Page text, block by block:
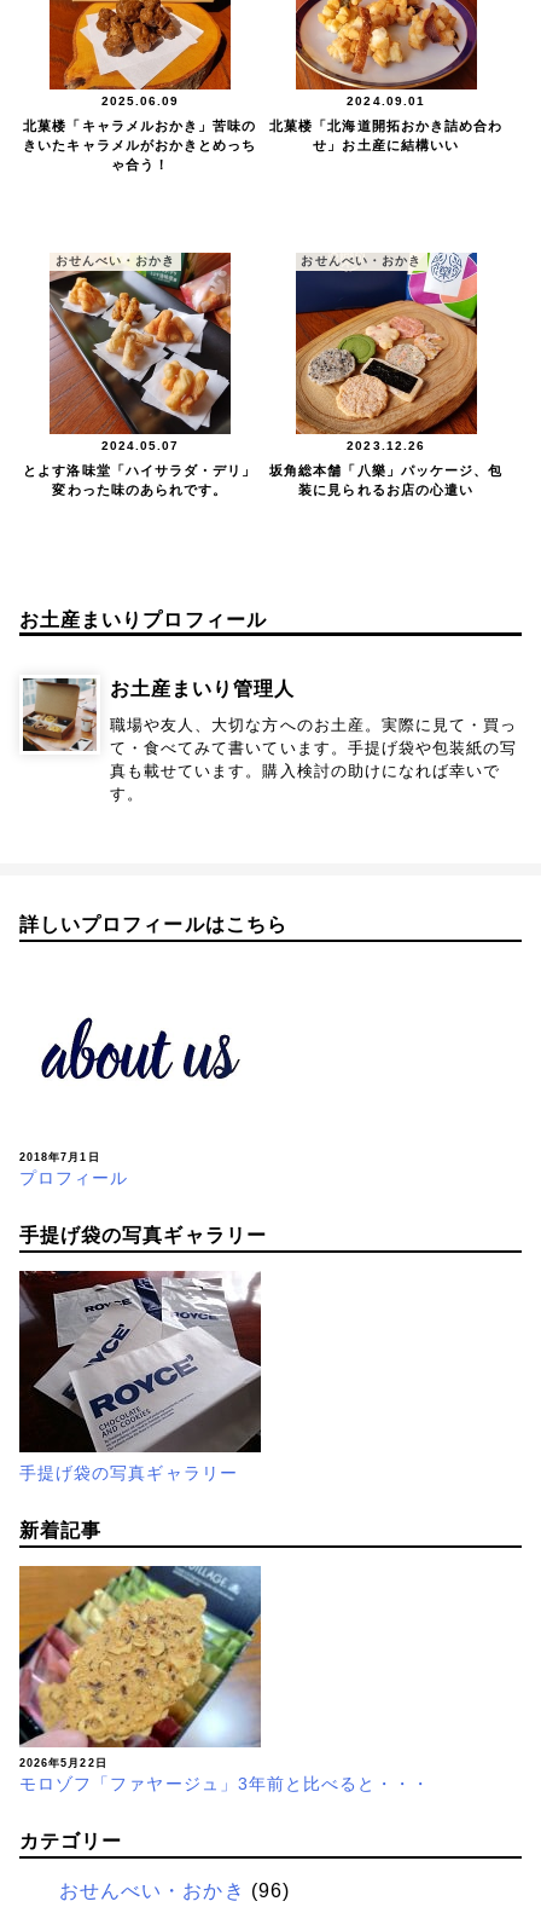
2025.06.09
北菓楼「キャラメルおかき」苦味の
きいたキャラメルがおかきとめっち
ゃ合う！
2024.09.01
北菓楼「北海道開拓おかき詰め合わ
せ」お土産に結構いい
おせんべい・おかき
2024.05.07
とよす洛味堂「ハイサラダ・デリ」
変わった味のあられです。
おせんべい・おかき
2023.12.26
坂角総本舗「八樂」パッケージ、包
装に見られるお店の心遣い
お土産まいりプロフィール
お土産まいり管理人
職場や友人、大切な方へのお土産。実際に見て・買っ
て・食べてみて書いています。手提げ袋や包装紙の写
真も載せています。購入検討の助けになれば幸いで
す。
詳しいプロフィールはこちら
2018年7月1日
プロフィール
手提げ袋の写真ギャラリー
手提げ袋の写真ギャラリー
新着記事
2026年5月22日
モロゾフ「ファヤージュ」3年前と比べると・・・
カテゴリー
おせんべい・おかき (96)